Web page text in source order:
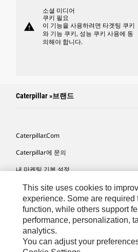
warning
소셜 미디어
쿠키 필요
이 기능을 사용하려면 타겟팅 쿠키
와 기능 쿠키, 성능 쿠키 사용에 동
의해야 합니다.
Caterpillar »브랜드
Caterpillar.com
Caterpillar에 문의
내 마케팅 기본 설정
사이트 맵
Cookie Settings
법적 고지
개인정보취급방침
This site uses cookies to
experience. Some are required
function, while others support
performance, personalization,
analytics.
You can adjust your